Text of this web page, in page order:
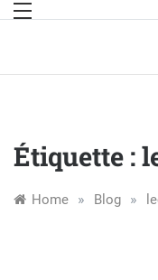
Étiquette :
Home » Blog »